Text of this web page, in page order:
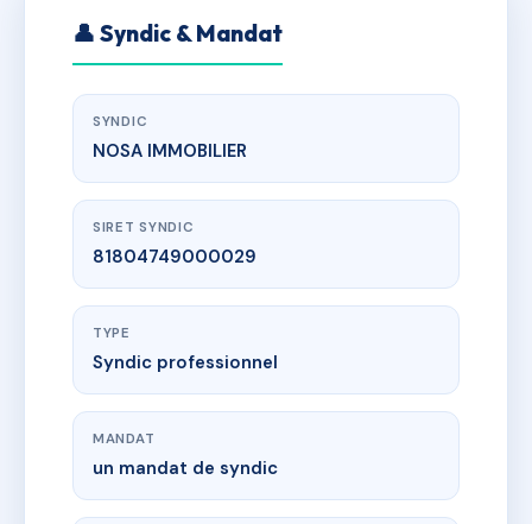
👤 Syndic & Mandat
SYNDIC
NOSA IMMOBILIER
SIRET SYNDIC
81804749000029
TYPE
Syndic professionnel
MANDAT
un mandat de syndic